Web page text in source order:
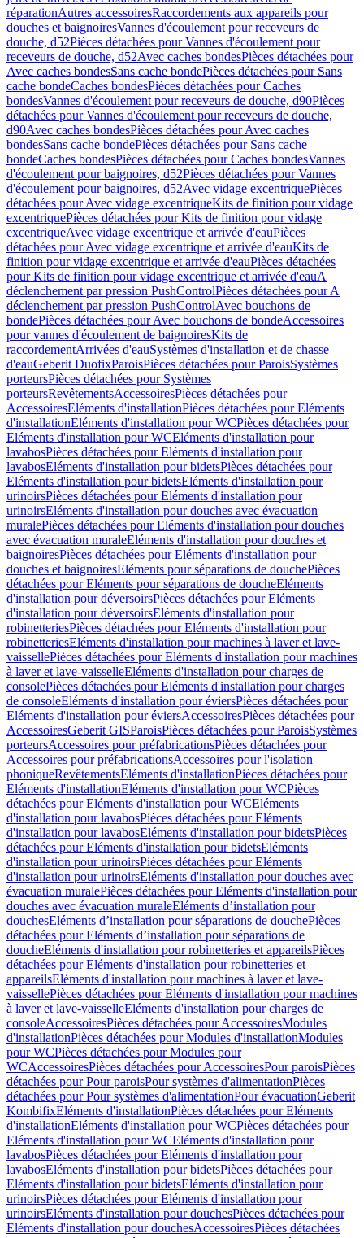
réparationAutres accessoiresRaccordements aux appareils pour
douches et baignoiresVannes d'écoulement pour receveurs de
douche, d52Pièces détachées pour Vannes d'écoulement pour
receveurs de douche, d52Avec caches bondesPièces détachées pour
Avec caches bondesSans cache bondePièces détachées pour Sans
cache bondeCaches bondesPièces détachées pour Caches
bondesVannes d'écoulement pour receveurs de douche, d90Pièces
détachées pour Vannes d'écoulement pour receveurs de douche,
d90Avec caches bondesPièces détachées pour Avec caches
bondesSans cache bondePièces détachées pour Sans cache
bondeCaches bondesPièces détachées pour Caches bondesVannes
d'écoulement pour baignoires, d52Pièces détachées pour Vannes
d'écoulement pour baignoires, d52Avec vidage excentriquePièces
détachées pour Avec vidage excentriqueKits de finition pour vidage
excentriquePièces détachées pour Kits de finition pour vidage
excentriqueAvec vidage excentrique et arrivée d'eauPièces
détachées pour Avec vidage excentrique et arrivée d'eauKits de
finition pour vidage excentrique et arrivée d'eauPièces détachées
pour Kits de finition pour vidage excentrique et arrivée d'eauA
déclenchement par pression PushControlPièces détachées pour A
déclenchement par pression PushControlAvec bouchons de
bondePièces détachées pour Avec bouchons de bondeAccessoires
pour vannes d'écoulement de baignoiresKits de
raccordementArrivées d'eauSystèmes d'installation et de chasse
d'eauGeberit DuofixParoisPièces détachées pour ParoisSystèmes
porteursPièces détachées pour Systèmes
porteursRevêtementsAccessoiresPièces détachées pour
AccessoiresEléments d'installationPièces détachées pour Eléments
d'installationEléments d'installation pour WCPièces détachées pour
Eléments d'installation pour WCEléments d'installation pour
lavabosPièces détachées pour Eléments d'installation pour
lavabosEléments d'installation pour bidetsPièces détachées pour
Eléments d'installation pour bidetsEléments d'installation pour
urinoirsPièces détachées pour Eléments d'installation pour
urinoirsEléments d'installation pour douches avec évacuation
muralePièces détachées pour Eléments d'installation pour douches
avec évacuation muraleEléments d'installation pour douches et
baignoiresPièces détachées pour Eléments d'installation pour
douches et baignoiresEléments pour séparations de douchePièces
détachées pour Eléments pour séparations de doucheEléments
d'installation pour déversoirsPièces détachées pour Eléments
d'installation pour déversoirsEléments d'installation pour
robinetteriesPièces détachées pour Eléments d'installation pour
robinetteriesEléments d'installation pour machines à laver et lave-
vaissellePièces détachées pour Eléments d'installation pour machines
à laver et lave-vaisselleEléments d'installation pour charges de
consolePièces détachées pour Eléments d'installation pour charges
de consoleEléments d'installation pour éviersPièces détachées pour
Eléments d'installation pour éviersAccessoiresPièces détachées pour
AccessoiresGeberit GISParoisPièces détachées pour ParoisSystèmes
porteursAccessoires pour préfabricationsPièces détachées pour
Accessoires pour préfabricationsAccessoires pour l'isolation
phoniqueRevêtementsEléments d'installationPièces détachées pour
Eléments d'installationEléments d'installation pour WCPièces
détachées pour Eléments d'installation pour WCEléments
d'installation pour lavabosPièces détachées pour Eléments
d'installation pour lavabosEléments d'installation pour bidetsPièces
détachées pour Eléments d'installation pour bidetsEléments
d'installation pour urinoirsPièces détachées pour Eléments
d'installation pour urinoirsEléments d'installation pour douches avec
évacuation muralePièces détachées pour Eléments d'installation pour
douches avec évacuation muraleEléments d’installation pour
douchesEléments d’installation pour séparations de douchePièces
détachées pour Eléments d’installation pour séparations de
doucheEléments d'installation pour robinetteries et appareilsPièces
détachées pour Eléments d'installation pour robinetteries et
appareilsEléments d'installation pour machines à laver et lave-
vaissellePièces détachées pour Eléments d'installation pour machines
à laver et lave-vaisselleEléments d'installation pour charges de
consoleAccessoiresPièces détachées pour AccessoiresModules
d'installationPièces détachées pour Modules d'installationModules
pour WCPièces détachées pour Modules pour
WCAccessoiresPièces détachées pour AccessoiresPour paroisPièces
détachées pour Pour paroisPour systèmes d'alimentationPièces
détachées pour Pour systèmes d'alimentationPour évacuationGeberit
KombifixEléments d'installationPièces détachées pour Eléments
d'installationEléments d'installation pour WCPièces détachées pour
Eléments d'installation pour WCEléments d'installation pour
lavabosPièces détachées pour Eléments d'installation pour
lavabosEléments d'installation pour bidetsPièces détachées pour
Eléments d'installation pour bidetsEléments d'installation pour
urinoirsPièces détachées pour Eléments d'installation pour
urinoirsEléments d'installation pour douchesPièces détachées pour
Eléments d'installation pour douchesAccessoiresPièces détachées